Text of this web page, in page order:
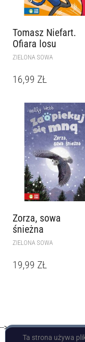
Tomasz Niefart.
Ofiara losu
ZIELONA SOWA
16,99 ZŁ
Zorza, sowa
śnieżna
ZIELONA SOWA
19,99 ZŁ
-->
Ta strona używa